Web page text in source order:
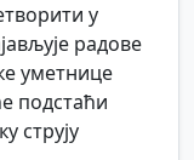
у
радове
уметнице
подстаћи
струју